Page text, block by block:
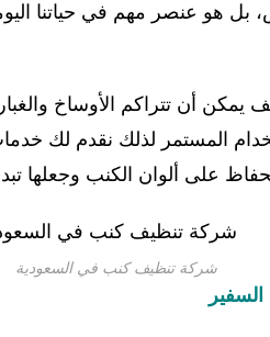
بل هو عنصر مهم في حياتنا
أن تتراكم الأوساخ
المستمر لذلك نقدم لك
على ألوان الكنب وجعلها
شركة تنظيف كنب في السعودية